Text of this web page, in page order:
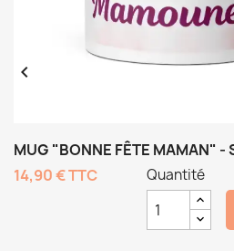

MUG "BONNE FÊTE MAMAN" -
14,90 €TTC Quantité